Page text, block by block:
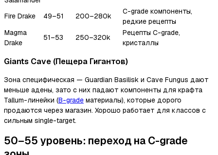
Fire Drake
49–51 200–280k
C-grade компоненты,
редкие рецепты
Magma
Drake
51–53 250–320k
Рецепты C-grade,
кристаллы
Giants Cave (Пещера Гигантов)
Зона специфическая — Guardian Basilisk и Cave Fungus дают
меньше адены, зато с них падают компоненты для крафта
Tallum-линейки (B-grade материалы), которые дорого
продаются через магазин. Хорошо работает для классов с
сильным single-target.
50–55 уровень: переход на C-grade